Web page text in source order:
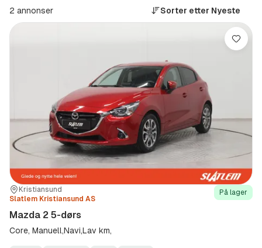
(Produsent)
2 annonser Sorter etter Nyeste
Sted:Kristiansund
Forhandler:
Slatlem Kristiansund AS
På lager
Mazda 2 5-dørs
Core, Manuell,Navi,Lav km,
Lagre